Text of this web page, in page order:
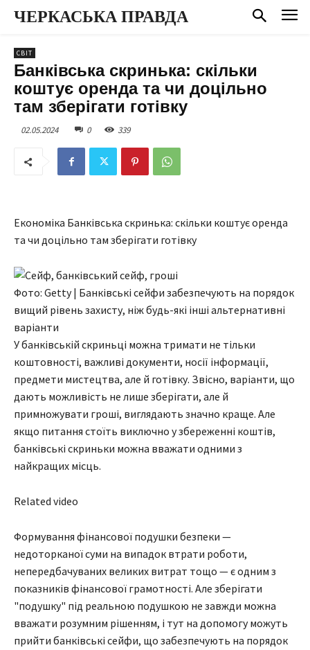
ЧЕРКАСЬКА ПРАВДА
СВІТ
Банківська скринька: скільки
коштує оренда та чи доцільно
там зберігати готівку
02.05.2024 0 339
Економіка Банківська скринька: скільки коштує оренда
та чи доцільно там зберігати готівку
Фото: Getty | Банківські сейфи забезпечують на порядок
вищий рівень захисту, ніж будь-які інші альтернативні
варіанти
У банківській скриньці можна тримати не тільки
коштовності, важливі документи, носії інформації,
предмети мистецтва, але й готівку. Звісно, варіанти, що
дають можливість не лише зберігати, але й
примножувати гроші, виглядають значно краще. Але
якщо питання стоїть виключно у збереженні коштів,
банківські скриньки можна вважати одними з
найкращих місць.
Related video
Формування фінансової подушки безпеки —
недоторканої суми на випадок втрати роботи,
непередбачуваних великих витрат тощо — є одним з
показників фінансової грамотності. Але зберігати
"подушку" під реальною подушкою не завжди можна
вважати розумним рішенням, і тут на допомогу можуть
прийти банківські сейфи, що забезпечують на порядок